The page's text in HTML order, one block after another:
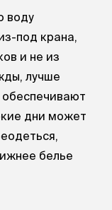
воду
под крана,
и не из
лучше
обеспечивают
дни может
белье